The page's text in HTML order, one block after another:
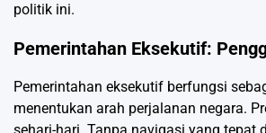
politik ini.
Pemerintahan Eksekutif:
Pemerintahan eksekutif berfungsi
menentukan arah perjalanan negara.